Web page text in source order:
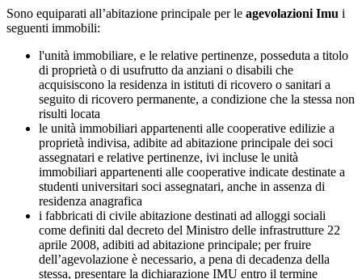
Sono equiparati all’abitazione principale per le agevolazioni Imu i
seguenti immobili:
l'unità immobiliare, e le relative pertinenze, posseduta a titolo
di proprietà o di usufrutto da anziani o disabili che
acquisiscono la residenza in istituti di ricovero o sanitari a
seguito di ricovero permanente, a condizione che la stessa non
risulti locata
le unità immobiliari appartenenti alle cooperative edilizie a
proprietà indivisa, adibite ad abitazione principale dei soci
assegnatari e relative pertinenze, ivi incluse le unità
immobiliari appartenenti alle cooperative indicate destinate a
studenti universitari soci assegnatari, anche in assenza di
residenza anagrafica
i fabbricati di civile abitazione destinati ad alloggi sociali
come definiti dal decreto del Ministro delle infrastrutture 22
aprile 2008, adibiti ad abitazione principale; per fruire
dell’agevolazione è necessario, a pena di decadenza della
stessa, presentare la dichiarazione IMU entro il termine